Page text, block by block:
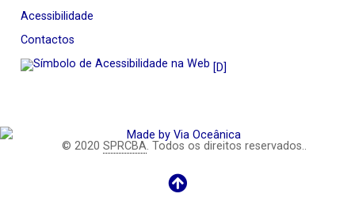
Acessibilidade
Contactos
[D]
© 2020 SPRCBA. Todos os direitos reservados..